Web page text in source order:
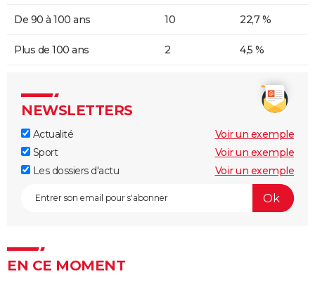
De 90 à 100 ans 10 22,7 %
Plus de 100 ans 2 4,5 %
NEWSLETTERS
Actualité
Voir un exemple
Sport
Voir un exemple
Les dossiers d'actu
Voir un exemple
EN CE MOMENT